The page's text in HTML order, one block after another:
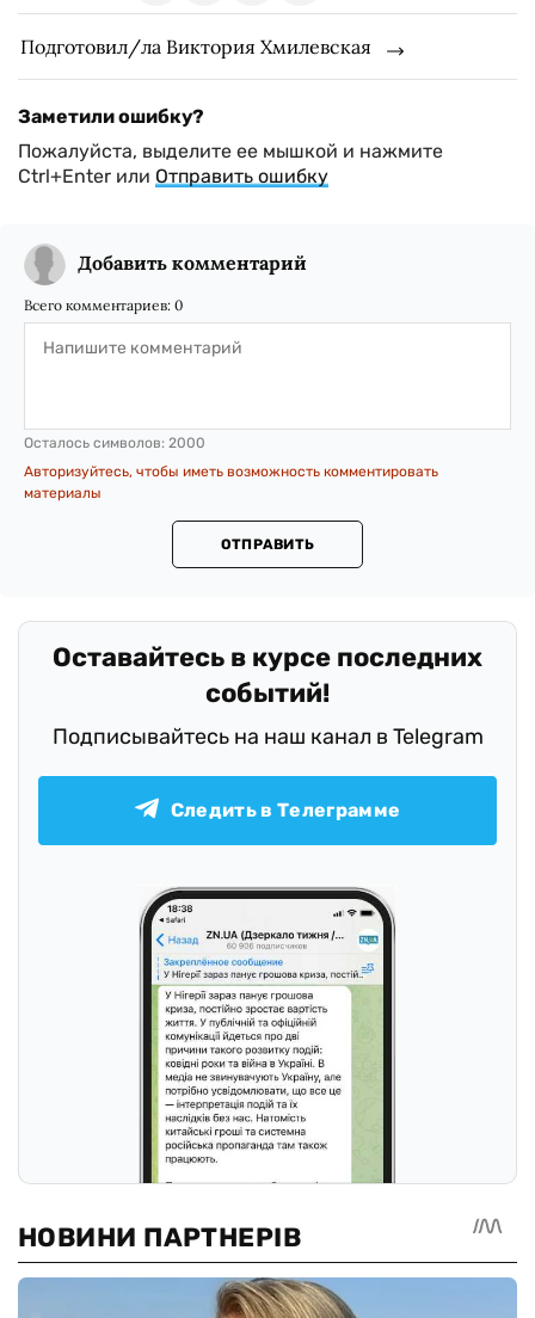
президента победу одержит именно он,
еще 35% считают, что действующий
лидер Джо Байден останется на второй
срок. Однако каждого из них поддержали
по 43% респондентов.
Подробнее о президентской гонке в США
читайте в материалах для ZN.UA
Шамшуры—"Противостояние
политических динозавров — 2024: Сможет
пользу Трампа. Что происходит в США и
чего ждать Украине".
Заметили ошибку?
Пожалуйста, выделите ее мышкой и нажмите
Отправить ошибку
Добавить комментарий
Всего комментариев:
Осталось символов:2000
Авторизуйтесь, чтобы иметь возможность комментировать
ОТПРАВИТЬ
Оставайтесь в курсе последних
событий!
Подписывайтесь на наш канал в Telegram